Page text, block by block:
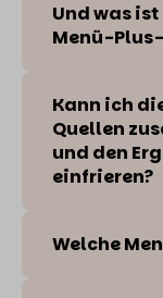
Und was
Menü-
Kann ich
Quellen
und den
einfrieren?
Welche